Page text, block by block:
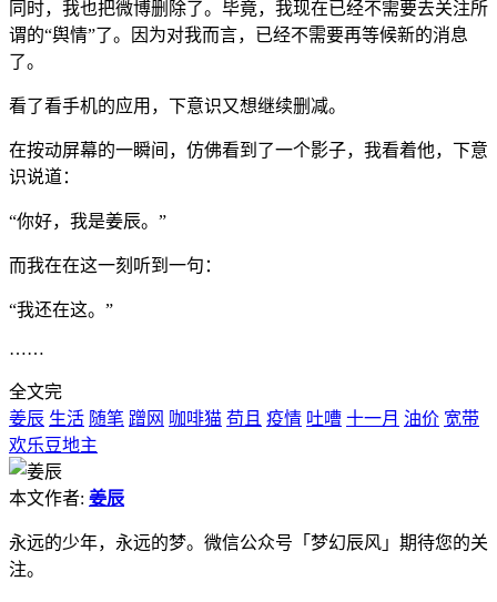
同时，我也把微博删除了。毕竟，我现在已经不需要去关注所
谓的“舆情”了。因为对我而言，已经不需要再等候新的消息
了。
看了看手机的应用，下意识又想继续删减。
在按动屏幕的一瞬间，仿佛看到了一个影子，我看着他，下意
识说道：
“你好，我是姜辰。”
而我在在这一刻听到一句：
“我还在这。”
……
全文完
姜辰 生活 随笔 蹭网 咖啡猫 苟且 疫情 吐嘈 十一月 油价 宽带
欢乐豆地主
本文作者: 姜辰
永远的少年，永远的梦。微信公众号「梦幻辰风」期待您的关
注。